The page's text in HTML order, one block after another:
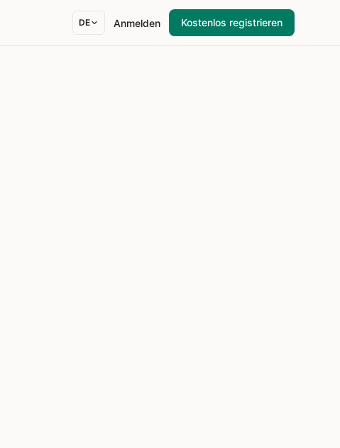
DE Anmelden Kostenlos registrieren